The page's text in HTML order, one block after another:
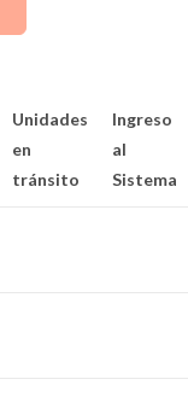
Unidades
en
tránsito
Ingreso
al
Sistema